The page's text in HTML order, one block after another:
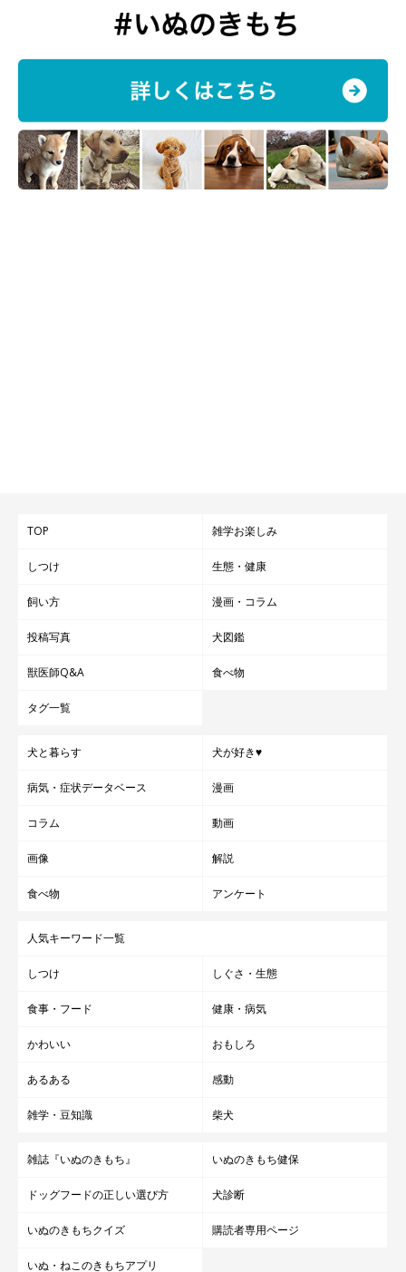
トイレシーツを水で濡らす
たらいなどに水を入れて、トイレシーツに水を充分に吸わせます
（トイレシーツを水で濡らすだけでも可）。
ジッパーつき保存袋の中に入れる
トイレシーツから水がしたたらないように軽く絞り、ジッパーつ
きの保存袋の中に入れるだけ。凍らせてもOK。
※ジッパーつきの保存袋は、二重にすればより破れにくくなりま
車移動などのお出かけ時の熱中症対策をご紹介しました。愛犬の
ましょう。
浜田あゆりさん
参考／「いぬのきもち」2024年7月号『熱中症対策をアップデー
写真／尾﨑たまき、殿村忠博
イラスト／オガワナホ
TOP 雑学お楽しみ
しつけ 生態・健康
飼い方 漫画・コラム
投稿写真 犬図鑑
獣医師Q&A 食べ物
タグ一覧
犬と暮らす 犬が好き♥
病気・症状データベース 漫画
コラム 動画
画像 解説
食べ物 アンケート
人気キーワード一覧
しつけ しぐさ・生態
食事・フード 健康・病気
かわいい おもしろ
あるある 感動
雑学・豆知識 柴犬
雑誌『いぬのきもち』 いぬのきもち健保
ドッグフードの正しい選び方 犬診断
いぬのきもちクイズ 購読者専用ページ
いぬ・ねこのきもちアプリ